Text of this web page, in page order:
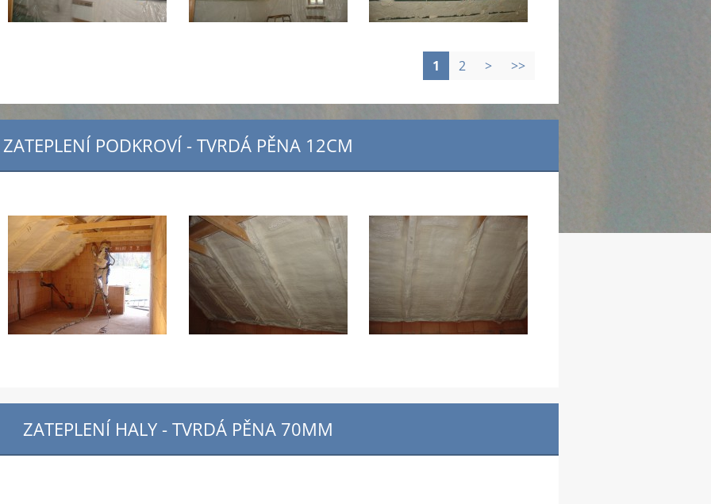
1 2 > >>
ZATEPLENÍ PODKROVÍ - TVRDÁ PĚNA 12CM
ZATEPLENÍ HALY - TVRDÁ PĚNA 70MM